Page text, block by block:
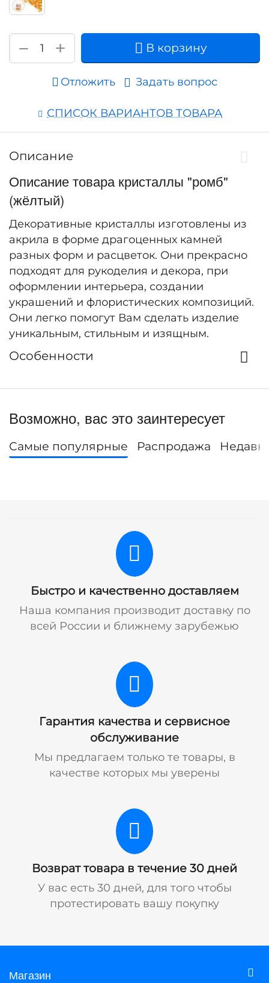
+
− В корзину
Отложить Задать вопрос
СПИСОК ВАРИАНТОВ ТОВАРА
Описание
Описание товара кристаллы "ромб"
(жёлтый)
Декоративные кристаллы изготовлены из
акрила в форме драгоценных камней
разных форм и расцветок. Они прекрасно
подходят для рукоделия и декора, при
оформлении интерьера, создании
украшений и флористических композиций.
Они легко помогут Вам сделать изделие
уникальным, стильным и изящным.
Особенности
Возможно, вас это заинтересует
Самые популярные Распродажа
Быстро и качественно доставляем
Наша компания производит доставку по
всей России и ближнему зарубежью
Гарантия качества и сервисное
обслуживание
Мы предлагаем только те товары, в
качестве которых мы уверены
Возврат товара в течение 30 дней
У вас есть 30 дней, для того чтобы
протестировать вашу покупку
Магазин